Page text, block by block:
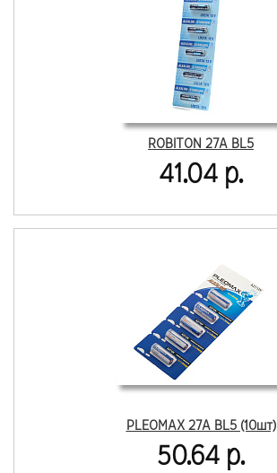
ROBITON 27A BL5
41.04 р.
PLEOMAX 27A BL5 (10шт)
50.64 р.